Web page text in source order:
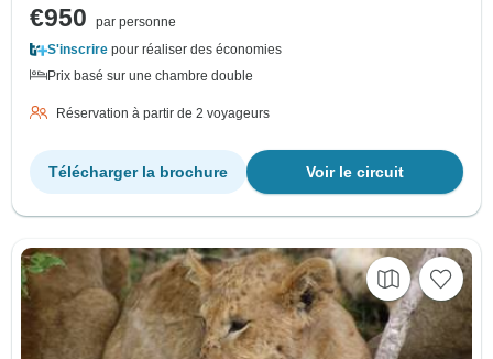
€950
par personne
S'inscrire pour réaliser des économies
Prix basé sur une chambre double
Réservation à partir de 2 voyageurs
Voir le circuit
Télécharger la brochure